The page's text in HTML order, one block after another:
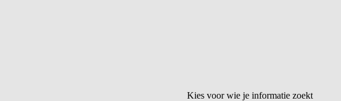
Kies voor wie je informatie zoekt